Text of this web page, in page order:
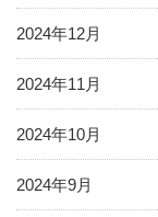
2024年12月
2024年11月
2024年10月
2024年9月